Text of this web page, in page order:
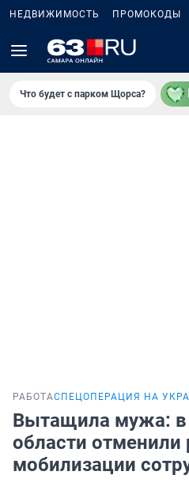
НЕДВИЖИМОСТЬ ПРОМОКОДЫ
Что будет с парком Щорса?
РАБОТАСПЕЦОПЕРАЦИЯ НА
Вытащила мужа: в
области отменили
мобилизации